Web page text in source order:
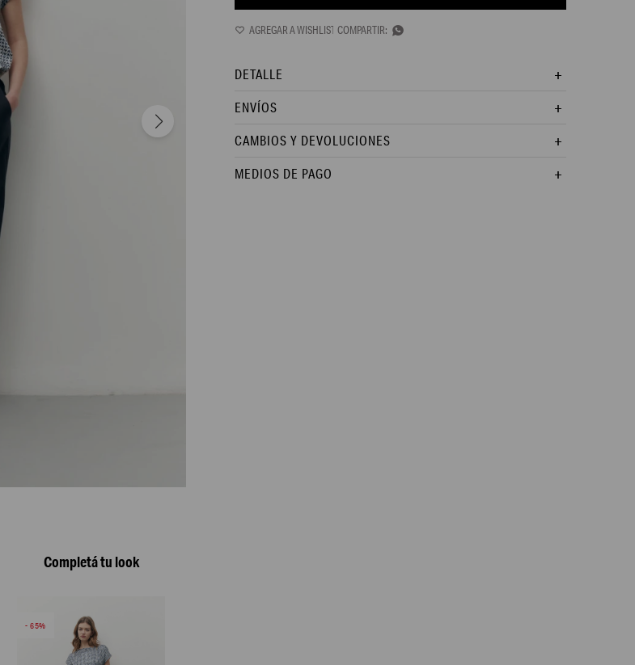

DETALLE
ENVÍOS
CAMBIOS Y DEVOLUCIONES
MEDIOS DE PAGO
Completá tu look
65